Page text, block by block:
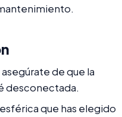
de que la
desconectada.
que has elegido